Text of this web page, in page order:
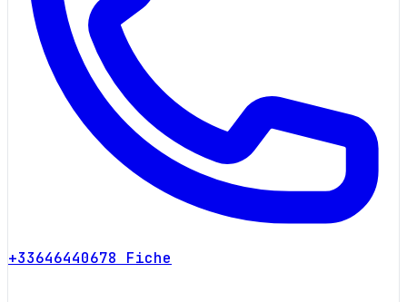
+33646440678 Fiche